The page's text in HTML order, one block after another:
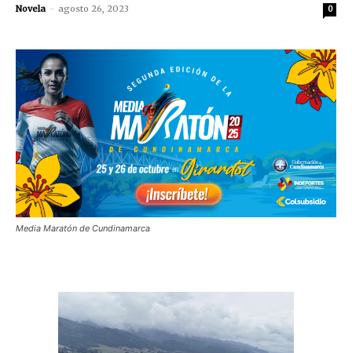
Novela - agosto 26, 2023 0
Media Maratón de Cundinamarca